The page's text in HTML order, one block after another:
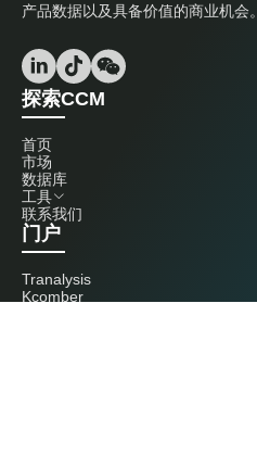
产品数据以及具备价值的商业机会。
探索CCM
首页
市场
数据库
工具
联系我们
门户
Tranalysis
Kcomber